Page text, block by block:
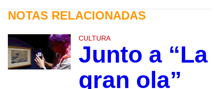
NOTAS RELACIONADAS
CULTURA
Junto a “La
gran ola”